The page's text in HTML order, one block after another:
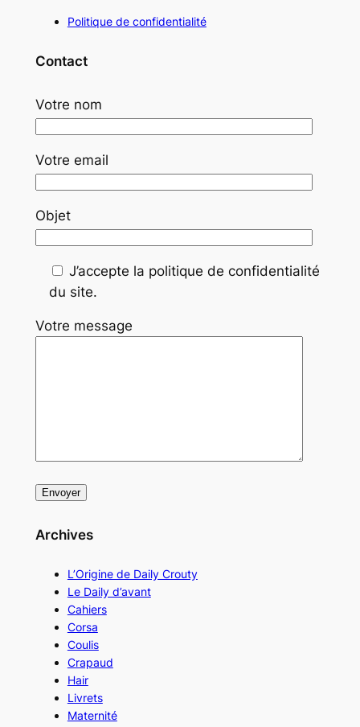
Politique de confidentialité
Contact
Votre nom
Votre email
Objet
J’accepte la politique de confidentialité
du site.
Votre message
Archives
L’Origine de Daily Crouty
Le Daily d’avant
Cahiers
Corsa
Coulis
Crapaud
Hair
Livrets
Maternité